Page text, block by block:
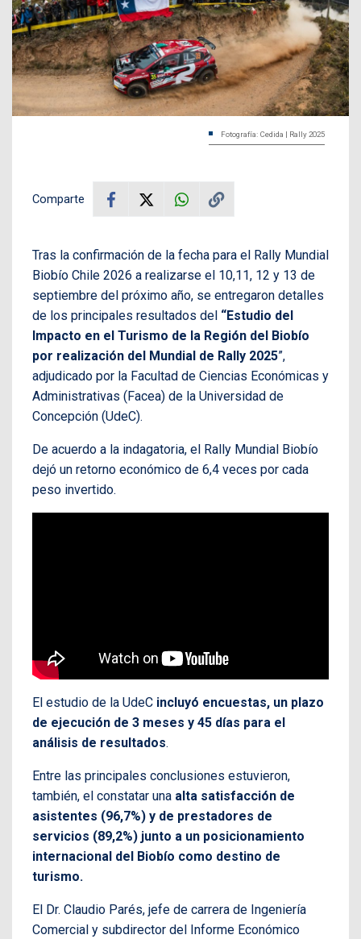
Fotografía: Cedida | Rally 2025
Comparte
Tras la confirmación de la fecha para el Rally Mundial
Biobío Chile 2026 a realizarse el 10,11, 12 y 13 de
septiembre del próximo año, se entregaron detalles
de los principales resultados del “Estudio del
Impacto en el Turismo de la Región del Biobío
por realización del Mundial de Rally 2025”,
adjudicado por la Facultad de Ciencias Económicas y
Administrativas (Facea) de la Universidad de
Concepción (UdeC).
De acuerdo a la indagatoria, el Rally Mundial Biobío
dejó un retorno económico de 6,4 veces por cada
peso invertido.
El estudio de la UdeC incluyó encuestas, un plazo
de ejecución de 3 meses y 45 días para el
análisis de resultados.
Entre las principales conclusiones estuvieron,
también, el constatar una alta satisfacción de
asistentes (96,7%) y de prestadores de
servicios (89,2%) junto a un posicionamiento
internacional del Biobío como destino de
turismo.
El Dr. Claudio Parés, jefe de carrera de Ingeniería
Comercial y subdirector del Informe Económico